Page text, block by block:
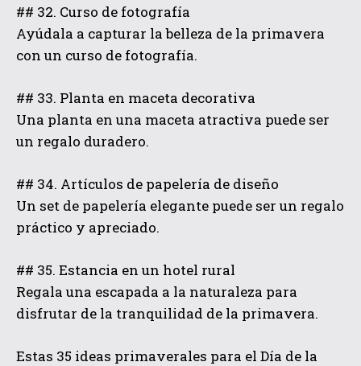
## 32. Curso de fotografía
Ayúdala a capturar la belleza de la primavera
con un curso de fotografía.
## 33. Planta en maceta decorativa
Una planta en una maceta atractiva puede ser
un regalo duradero.
## 34. Artículos de papelería de diseño
Un set de papelería elegante puede ser un regalo
práctico y apreciado.
## 35. Estancia en un hotel rural
Regala una escapada a la naturaleza para
disfrutar de la tranquilidad de la primavera.
Estas 35 ideas primaverales para el Día de la